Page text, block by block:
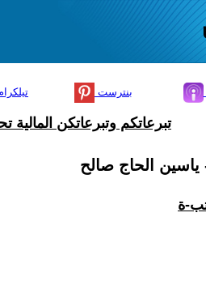
بنترست
تبرعاتكم وتبرعاتكن
ياسين الحاج صالح
ة